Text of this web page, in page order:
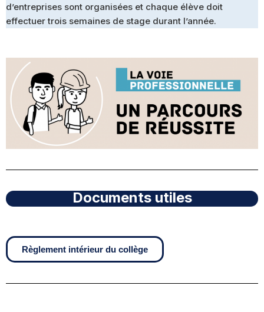
d’entreprises sont organisées et chaque élève doit
effectuer trois semaines de stage durant l’année.
Documents utiles
Règlement intérieur du collège